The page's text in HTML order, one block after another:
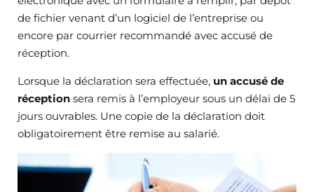
de fichier venant d’un logiciel de l’entreprise ou
encore par courrier recommandé avec accusé de
réception.
Lorsque la déclaration sera effectuée, un accusé de
réception sera remis à l’employeur sous un délai de 5
jours ouvrables. Une copie de la déclaration doit
obligatoirement être remise au salarié.